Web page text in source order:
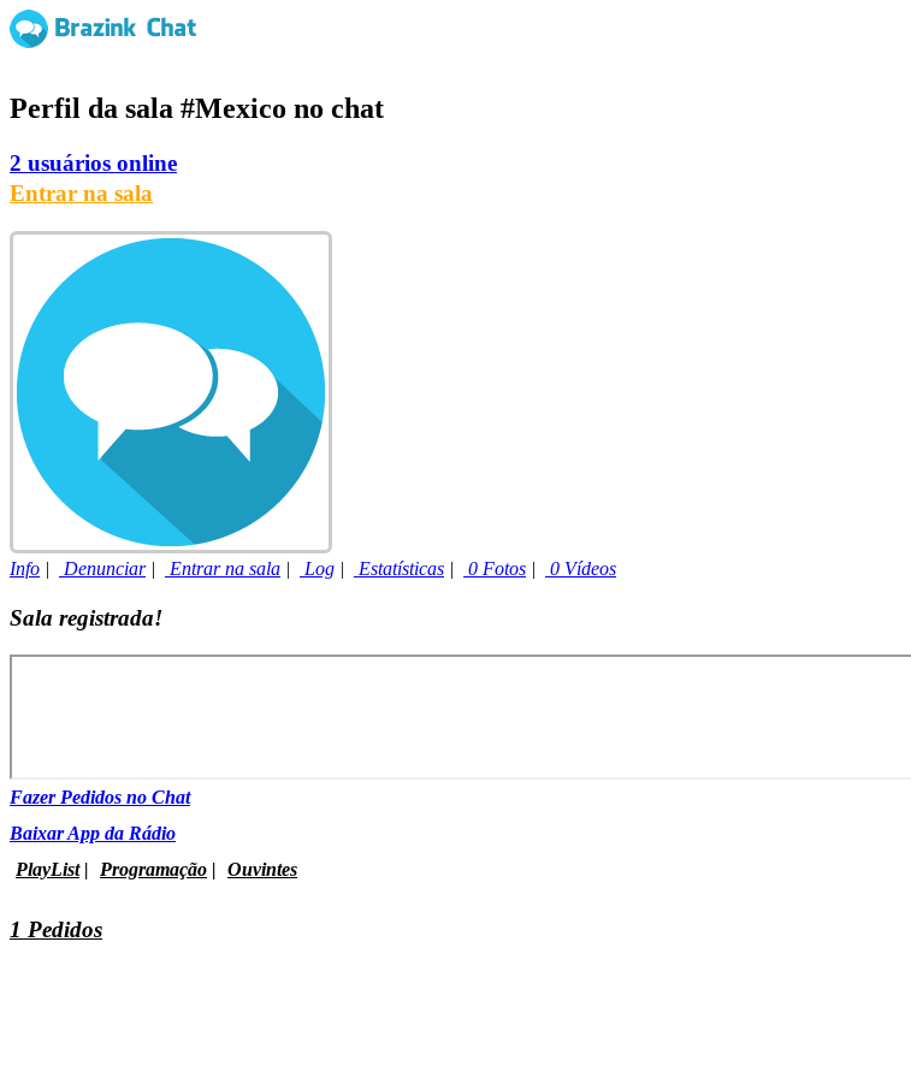
Perfil da sala #Mexico no chat
2 usuários online
Entrar na sala
Info | Denunciar| Entrar na sala | Log | Estatísticas | 0 Fotos | 0 Vídeos
Sala registrada!
Fazer Pedidos no Chat
Baixar App da Rádio
PlayList| Programação | Ouvintes
1 Pedidos